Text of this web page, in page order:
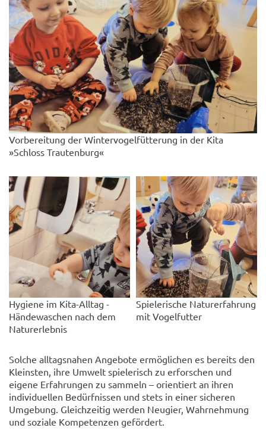
Vorbereitung der Wintervogelfütterung in der Kita
»Schloss Trautenburg«
Hygiene im Kita-Alltag -
Händewaschen nach dem
Naturerlebnis
Spielerische Naturerfahrung
mit Vogelfutter
Solche alltagsnahen Angebote ermöglichen es bereits den
Kleinsten, ihre Umwelt spielerisch zu erforschen und
eigene Erfahrungen zu sammeln – orientiert an ihren
individuellen Bedürfnissen und stets in einer sicheren
Umgebung. Gleichzeitig werden Neugier, Wahrnehmung
und soziale Kompetenzen gefördert.